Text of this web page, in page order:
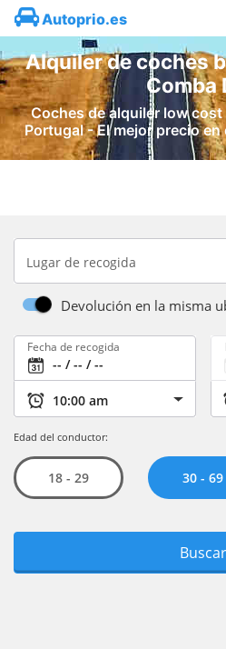
Autoprio.es
Alquiler de coches
Comba
Coches de alquiler low cost
Portugal - El mejor precio